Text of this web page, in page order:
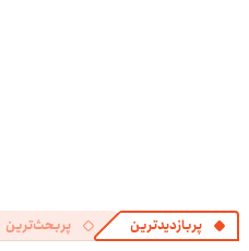
پربازدیدترین پربحث‌ترین